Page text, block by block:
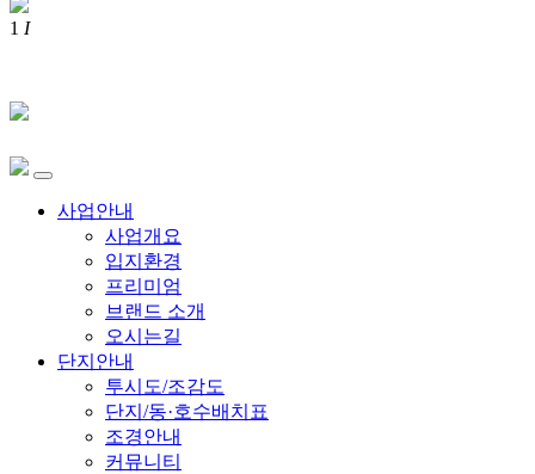
1 I
사업안내
사업개요
입지환경
프리미엄
브랜드 소개
오시는길
단지안내
투시도/조감도
단지/동·호수배치표
조경안내
커뮤니티